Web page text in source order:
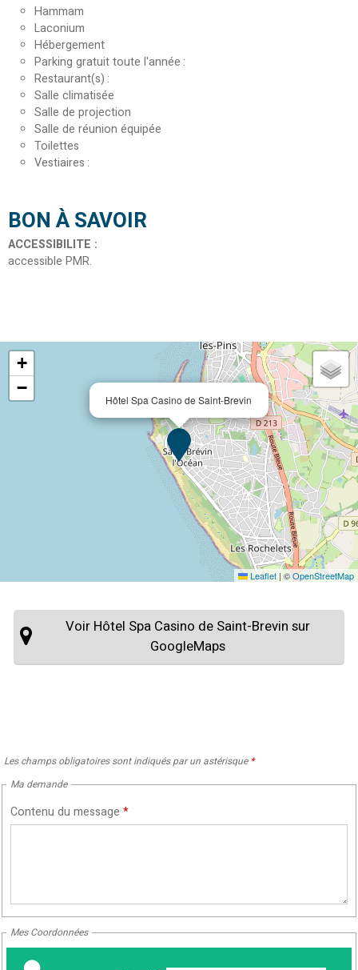
Hammam
Laconium
Hébergement
Parking gratuit toute l'année
Restaurant(s)
Salle climatisée
Salle de projection
Salle de réunion équipée
Toilettes
Vestiaires
BON À SAVOIR
ACCESSIBILITE :
accessible PMR
Hôtel Spa Casino de Saint-Brevin
+
−
Leaflet| ©OpenStreetMap
Voir Hôtel Spa Casino de Saint-Brevin sur
GoogleMaps
Les champs obligatoires sont indiqués par un astérisque *
Ma demande
Contenu du message *
Mes Coordonnées